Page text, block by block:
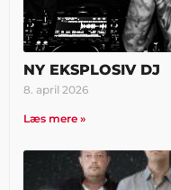
NY EKSPLOSIV DJ
8. april 2026
Læs mere »